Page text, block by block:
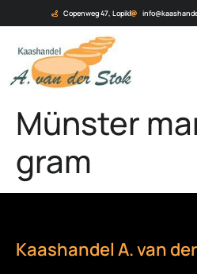
Copenweg 47, Lopik
Münster
gram
Kaashandel A. van